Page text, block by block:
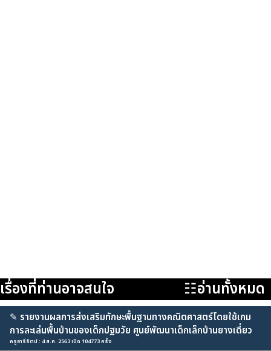
เรื่องที่ท่านอาจสนใจ ☷อ่านทั้งหมด
✎ รายงานผลการส่งเสริมทักษะพื้นฐานทางคณิตศาสตร์โดยใช้เกม
การละเล่นพื้นบ้านของเด็กปฐมวัย ศูนย์พัฒนาเด็กเล็กบ้านยางเดี่ยว
ครูอารีรัตน์ : 4 ส.ค. 2563 เปิด 104773 ครั้ง